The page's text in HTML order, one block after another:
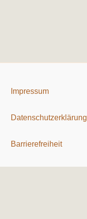
Impressum
Datenschutzerklärung
Barrierefreiheit